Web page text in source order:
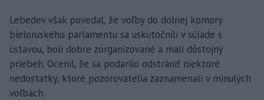
Lebedev však povedal, že voľby do dolnej komory
bieloruského parlamentu sa uskutočnili v súlade s
ústavou, boli dobre zorganizované a mali dôstojný
priebeh. Ocenil, že sa podarilo odstrániť niektoré
nedostatky, ktoré pozorovatelia zaznamenali v minulých
voľbách.